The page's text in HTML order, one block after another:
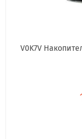
V0K7V